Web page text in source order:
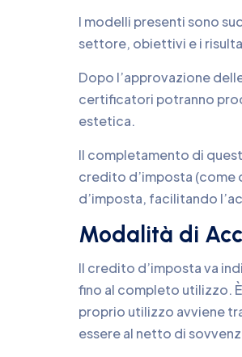
I modelli presenti sono
settore, obiettivi e i
Dopo l’approvazione
certificatori potranno
estetica.
Il completamento di
credito d’imposta
d’imposta, facilitando
Modalità di
Il credito d’imposta va
fino al completo utilizzo.
proprio utilizzo avviene
essere al netto di